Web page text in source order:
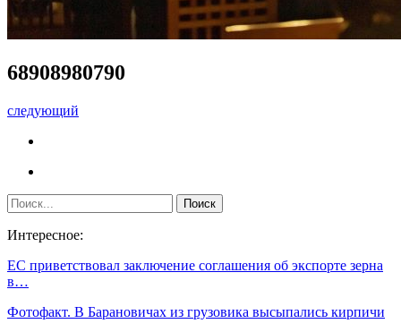
68908980790
следующий
Интересное:
ЕС приветствовал заключение соглашения об экспорте зерна
в…
Фотофакт. В Барановичах из грузовика высыпались кирпичи